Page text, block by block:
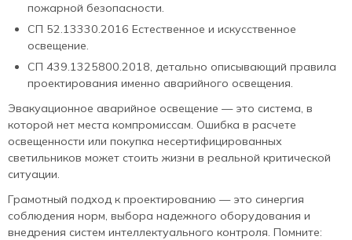
пожарной безопасности.
СП 52.13330.2016 Естественное и искусственное
освещение.
СП 439.1325800.2018, детально описывающий правила
проектирования именно аварийного освещения.
Эвакуационное аварийное освещение — это система, в
которой нет места компромиссам. Ошибка в расчете
освещенности или покупка несертифицированных
светильников может стоить жизни в реальной критической
ситуации.
Грамотный подход к проектированию — это синергия
соблюдения норм, выбора надежного оборудования и
внедрения систем интеллектуального контроля. Помните: